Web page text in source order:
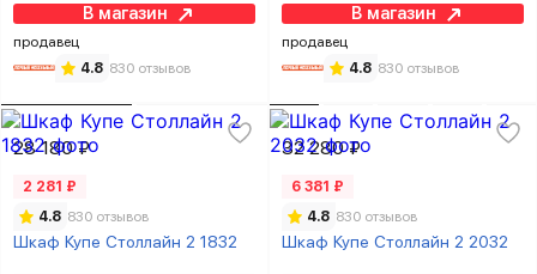
В магазин
продавец
4.8 830 отзывов
В магазин
продавец
4.8 830 отзывов
28 180 ₽
2 281 ₽
4.8 830 отзывов
Шкаф Купе Столлайн 2 1832
32 280 ₽
6 381 ₽
4.8 830 отзывов
Шкаф Купе Столлайн 2 2032